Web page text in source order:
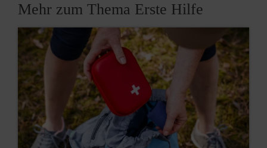
Mehr zum Thema Erste Hilfe